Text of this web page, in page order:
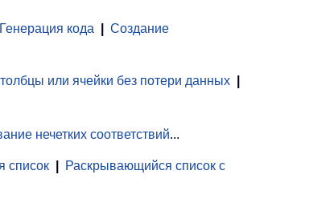
Генерация кода
Создание
или ячейки без потери данных
нечетких соответствий...
список
Раскрывающийся список с